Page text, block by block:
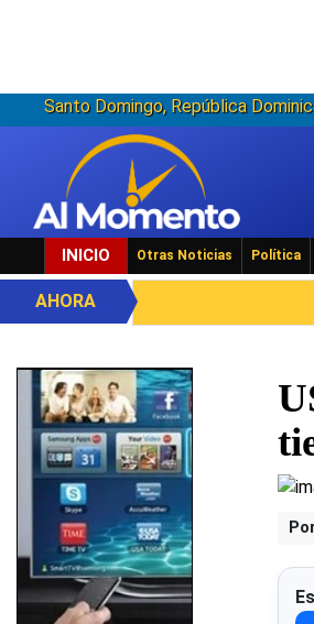
Santo Domingo, República
INICIO Otras Noticias Política
AHORA